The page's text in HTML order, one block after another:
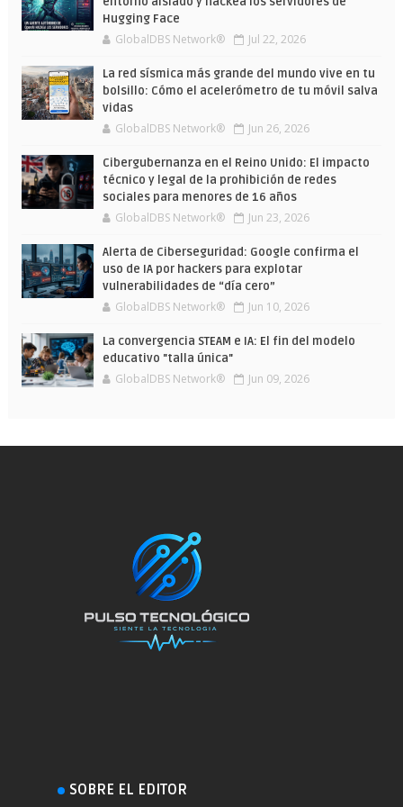
Hugging Face
GlobalDBS Network® Jul 22, 2026
La red sísmica más grande del mundo vive en tu
bolsillo: Cómo el acelerómetro de tu móvil salva
vidas
GlobalDBS Network® Jun 26, 2026
Cibergubernanza en el Reino Unido: El impacto
técnico y legal de la prohibición de redes
sociales para menores de 16 años
GlobalDBS Network® Jun 23, 2026
Alerta de Ciberseguridad: Google confirma el
uso de IA por hackers para explotar
vulnerabilidades de “día cero”
GlobalDBS Network® Jun 10, 2026
La convergencia STEAM e IA: El fin del modelo
educativo "talla única"
GlobalDBS Network® Jun 09, 2026
SOBRE EL EDITOR